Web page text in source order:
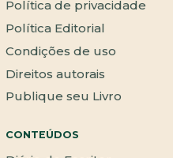
Política de privacidade
Política Editorial
Condições de uso
Direitos autorais
Publique seu Livro
CONTEÚDOS